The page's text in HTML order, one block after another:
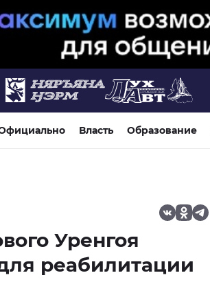
Власть Образование
Уренгоя
реабилитации